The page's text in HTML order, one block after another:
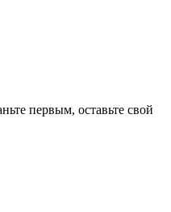
первым, оставьте свой